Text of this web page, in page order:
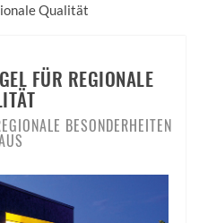
Qualität
FÜR REGIONALE
BESONDERHEITEN